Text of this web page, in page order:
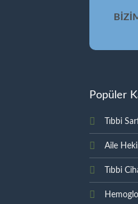
Popüler
Tıbbi
Aile
Tıbbi